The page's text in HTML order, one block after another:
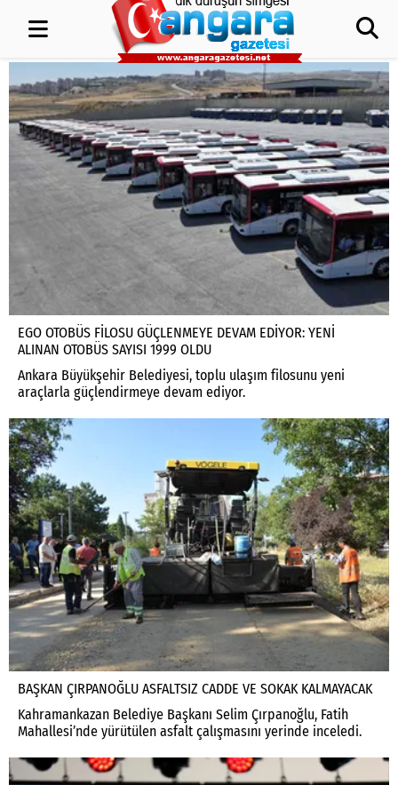
EGO OTOBÜS FİLOSU GÜÇLENMEYE DEVAM EDİYOR: YENİ
ALINAN OTOBÜS SAYISI 1999 OLDU
Ankara Büyükşehir Belediyesi, toplu ulaşım filosunu yeni
araçlarla güçlendirmeye devam ediyor.
BAŞKAN ÇIRPANOĞLU ASFALTSIZ CADDE VE SOKAK KALMAYACAK
Kahramankazan Belediye Başkanı Selim Çırpanoğlu, Fatih
Mahallesi’nde yürütülen asfalt çalışmasını yerinde inceledi.